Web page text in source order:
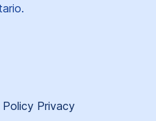
Policy Privacy